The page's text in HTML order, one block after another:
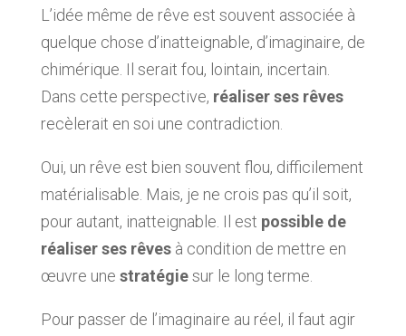
L’idée même de rêve est souvent associée à
quelque chose d’inatteignable, d’imaginaire, de
chimérique. Il serait fou, lointain, incertain.
Dans cette perspective, réaliser ses rêves
recèlerait en soi une contradiction.
Oui, un rêve est bien souvent flou, difficilement
matérialisable. Mais, je ne crois pas qu’il soit,
pour autant, inatteignable. Il est possible de
réaliser ses rêvesà condition de mettre en
œuvre une stratégiesur le long terme.
Pour passer de l’imaginaire au réel, il faut agir